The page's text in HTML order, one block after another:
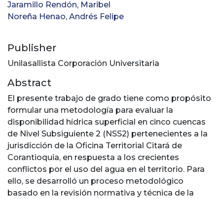
Jaramillo Rendón, Maribel
Noreña Henao, Andrés Felipe
Publisher
Unilasallista Corporación Universitaria
Abstract
El presente trabajo de grado tiene como propósito
formular una metodología para evaluar la
disponibilidad hídrica superficial en cinco cuencas
de Nivel Subsiguiente 2 (NSS2) pertenecientes a la
jurisdicción de la Oficina Territorial Citará de
Corantioquia, en respuesta a los crecientes
conflictos por el uso del agua en el territorio. Para
ello, se desarrolló un proceso metodológico
basado en la revisión normativa y técnica de la